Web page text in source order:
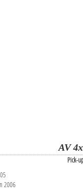
AV
Pick-
2006